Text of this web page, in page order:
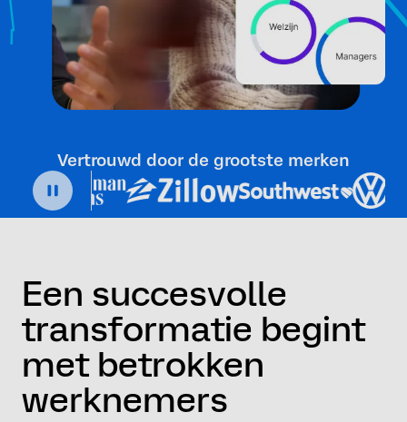
Vertrouwd door de grootste merken
Een succesvolle
transformatie begint
met betrokken
werknemers